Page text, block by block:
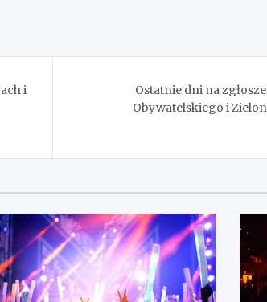
i
Ostatnie dni na
Obywatelskiego i